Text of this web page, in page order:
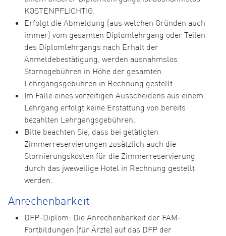
KOSTENPFLICHTIG.
Erfolgt die Abmeldung (aus welchen Gründen auch
immer) vom gesamten Diplomlehrgang oder Teilen
des Diplomlehrgangs nach Erhalt der
Anmeldebestätigung, werden ausnahmslos
Stornogebühren in Höhe der gesamten
Lehrgangsgebühren in Rechnung gestellt.
Im Falle eines vorzeitigen Ausscheidens aus einem
Lehrgang erfolgt keine Erstattung von bereits
bezahlten Lehrgangsgebühren.
Bitte beachten Sie, dass bei getätigten
Zimmerreservierungen zusätzlich auch die
Stornierungskosten für die Zimmerreservierung
durch das jweweilige Hotel in Rechnung gestellt
werden.
Anrechenbarkeit
DFP-Diplom: Die Anrechenbarkeit der FAM-
Fortbildungen (für Ärzte) auf das DFP der